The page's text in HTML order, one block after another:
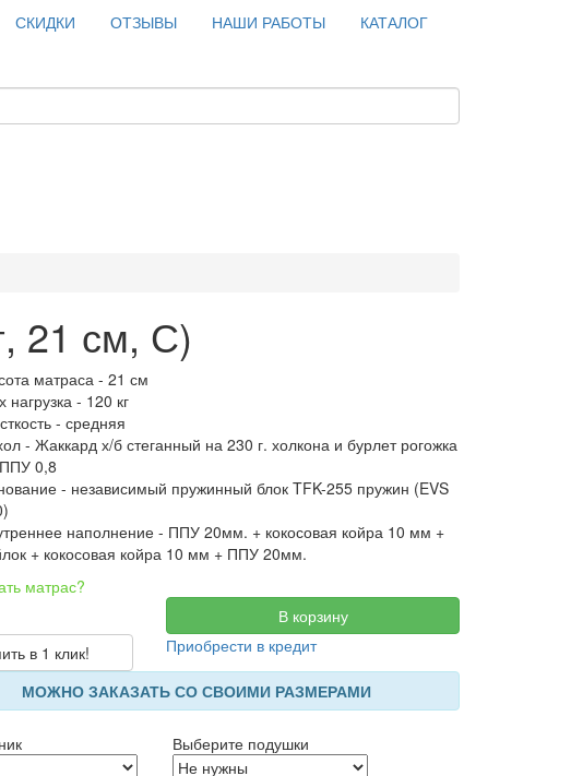
СКИДКИ ОТЗЫВЫ НАШИ РАБОТЫ
КАТАЛОГ
21 см, С)
матраса - 21 см
нагрузка - 120 кг
- средняя
- Жаккард х/б стеганный на 230 г. холкона и бурлет рогожка
0,8
- независимый пружинный блок TFK-255 пружин (EVS
наполнение - ППУ 20мм. + кокосовая койра 10 мм +
+ кокосовая койра 10 мм + ППУ 20мм.
матрас?
В корзину
в 1 клик!
Приобрести в кредит
МОЖНО ЗАКАЗАТЬ СО СВОИМИ РАЗМЕРАМИ
Выберите подушки